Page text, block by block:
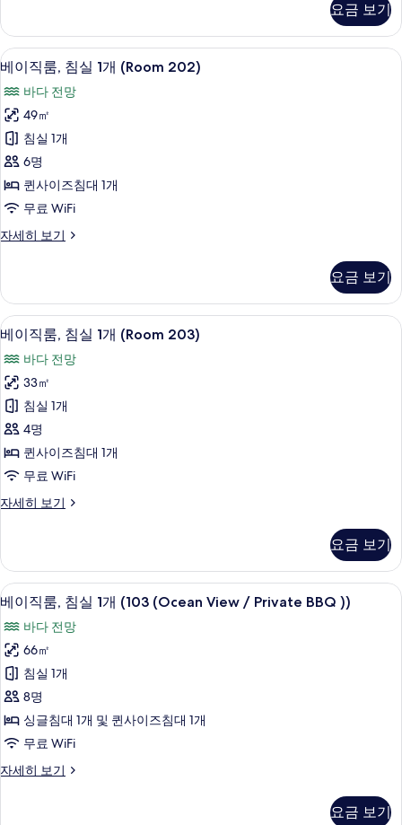
진
모
두
보
기
침
실
1
개
(Room
201)
자
세
히
보
기
요금 보기
베
이
직
룸,
침
실
1
개
(Room
진
모
두
보
기
베이직룸, 침실 1개 (Room 202) | 1 개
13
베이직룸, 침실 1개 (Room 202)
바다 전망
49㎡
침실 1개
6명
퀸사이즈침대 1개
무료 WiFi
자세히 보기
베
침
실
1
개
(Room
202)
자
세
히
보
기
요금 보기
베
이
직
룸,
침
실
1
개
(Room
진
모
두
보
기
베이직룸, 침실 1개 (Room 203) | 1 개
10
베이직룸, 침실 1개 (Room 203)
바다 전망
33㎡
침실 1개
4명
퀸사이즈침대 1개
무료 WiFi
자세히 보기
베
침
실
1
개
(Room
203)
자
세
히
보
기
요금 보기
베
이
직
룸,
침
실
1
개
(103
베이직룸, 침실 1개 (103 (Ocean View
14
베이직룸, 침실 1개 (103 (Ocean View / Private BBQ ))
바다 전망
66㎡
침실 1개
8명
싱글침대 1개 및 퀸사이즈침대 1개
무료 WiFi
자세히 보기
베
요금 보기